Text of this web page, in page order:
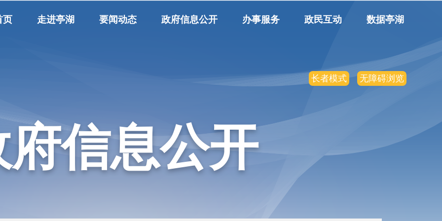
页 走进亭湖 要闻动态 政府信息公开 办事服务 政民互动 数据亭湖
长者模式 无障碍浏览
府信息公开